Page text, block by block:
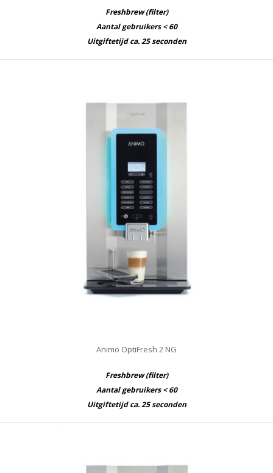
Freshbrew (filter)
Aantal gebruikers < 60
Uitgiftetijd ca. 25 seconden
Animo OptiFresh 2 NG
Freshbrew (filter)
Aantal gebruikers < 60
Uitgiftetijd ca. 25 seconden